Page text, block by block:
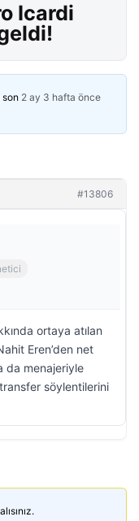
Icardi
son 2 ay 3 hafta önce
#13806
ortaya atılan
Eren’den net
da menajeriyle
söylentilerini